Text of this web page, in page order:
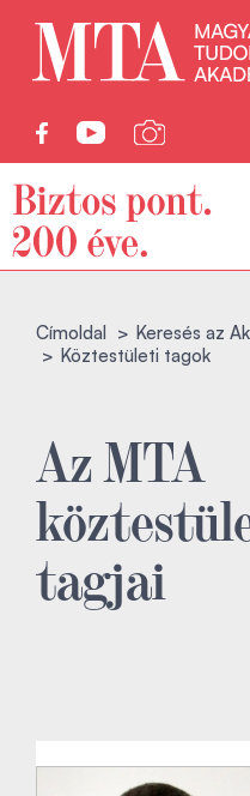
Címoldal
Keresés az
Köztestületi tagok
Az MTA
tagjai